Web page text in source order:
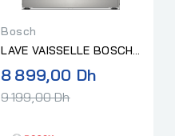
Bosch
LAVE VAISSELLE BOSCH
13 COUVERTS SERIE 6
INOX
8 899,00 DhPrix
9 199,00 Dh